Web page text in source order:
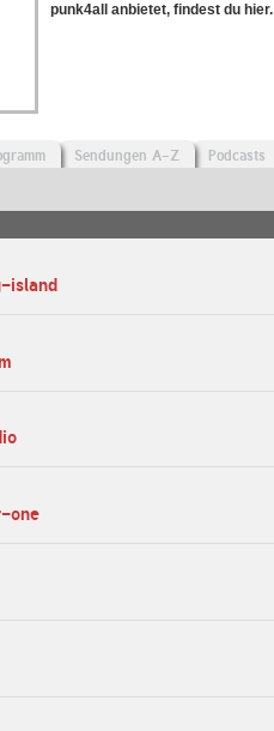
punk4all anbietet, findest du hier.
Sendungen A-Z Podcasts
island
one